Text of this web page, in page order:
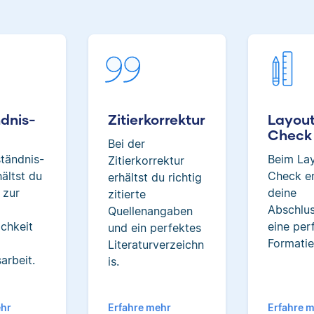
du
zur
Zitierkorrektur
Bei der
Zitierkorrektur
erhältst du richtig
zitierte
Quellenangaben
und ein perfektes
Literaturverzeichn
is.
Erfahre mehr
Check
Beim
Check
deine
eine
Erfahre
besonders, dass er immer
über das jeweilige
Yasemin